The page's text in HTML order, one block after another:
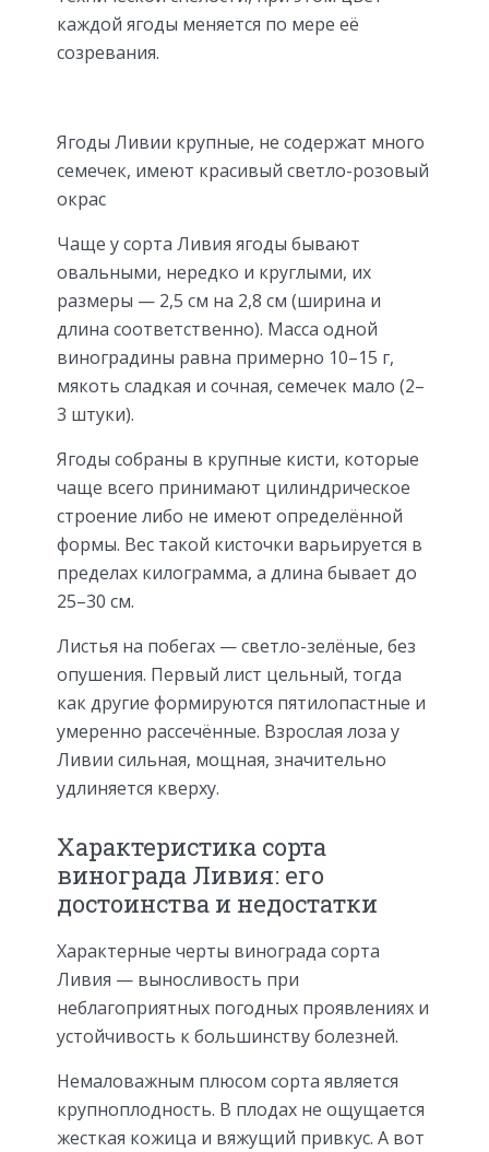
каждой ягоды меняется по мере её
созревания.
Ягоды Ливии крупные, не содержат много
семечек, имеют красивый светло-розовый
окрас
Чаще у сорта Ливия ягоды бывают
овальными, нередко и круглыми, их
размеры — 2,5 см на 2,8 см (ширина и
длина соответственно). Масса одной
виноградины равна примерно 10–15 г,
мякоть сладкая и сочная, семечек мало (2–
3 штуки).
Ягоды собраны в крупные кисти, которые
чаще всего принимают цилиндрическое
строение либо не имеют определённой
формы. Вес такой кисточки варьируется в
пределах килограмма, а длина бывает до
25–30 см.
Листья на побегах — светло-зелёные, без
опушения. Первый лист цельный, тогда
как другие формируются пятилопастные и
умеренно рассечённые. Взрослая лоза у
Ливии сильная, мощная, значительно
удлиняется кверху.
Характеристика сорта
винограда Ливия: его
достоинства и недостатки
Характерные черты винограда сорта
Ливия — выносливость при
неблагоприятных погодных проявлениях и
устойчивость к большинству болезней.
Немаловажным плюсом сорта является
крупноплодность. В плодах не ощущается
жесткая кожица и вяжущий привкус. А вот